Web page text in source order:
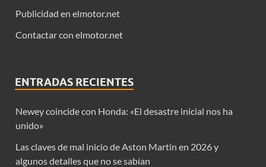
Publicidad en elmotor.net
Contactar con elmotor.net
ENTRADAS RECIENTES
Newey coincide con Honda: «El desastre inicial nos ha
unido»
Las claves de mal inicio de Aston Martin en 2026 y
algunos detalles que no se sabían